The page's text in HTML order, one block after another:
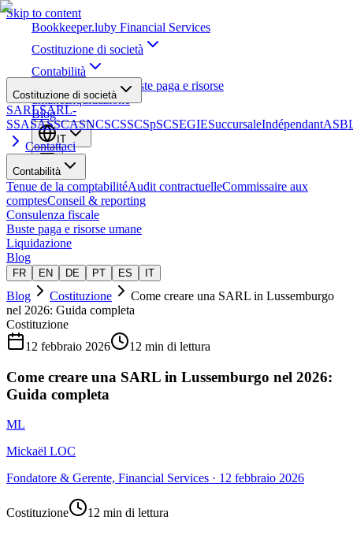
Skip to content
Bookkeeper.luby Financial Services
Costituzione di società
Contabilità
Consulenza fiscale Buste paga e risorse
umaneLiquidazione
Blog
IT
Costituzione di società
SARLSARL-
SSASASSCASNCSCSSCSpSCSEGIESuccursaleIndépendant
Contattaci
Contabilità
Tenue de la comptabilitéAudit contractuelleCommissaire aux
comptesConseil & reporting
Consulenza fiscale
Buste paga e risorse umane
Liquidazione
Blog
FR EN DE PT ES IT
Blog Costituzione
Come creare una SARL in Lussemburgo
nel 2026: Guida completa
Costituzione
12 febbraio 2026
12 min di lettura
Come creare una SARL in Lussemburgo nel 2026:
Guida completa
ML
Mickaël LOC
Fondatore & Gerente, Financial Services · 12 febbraio 2026
Costituzione 12 min di lettura